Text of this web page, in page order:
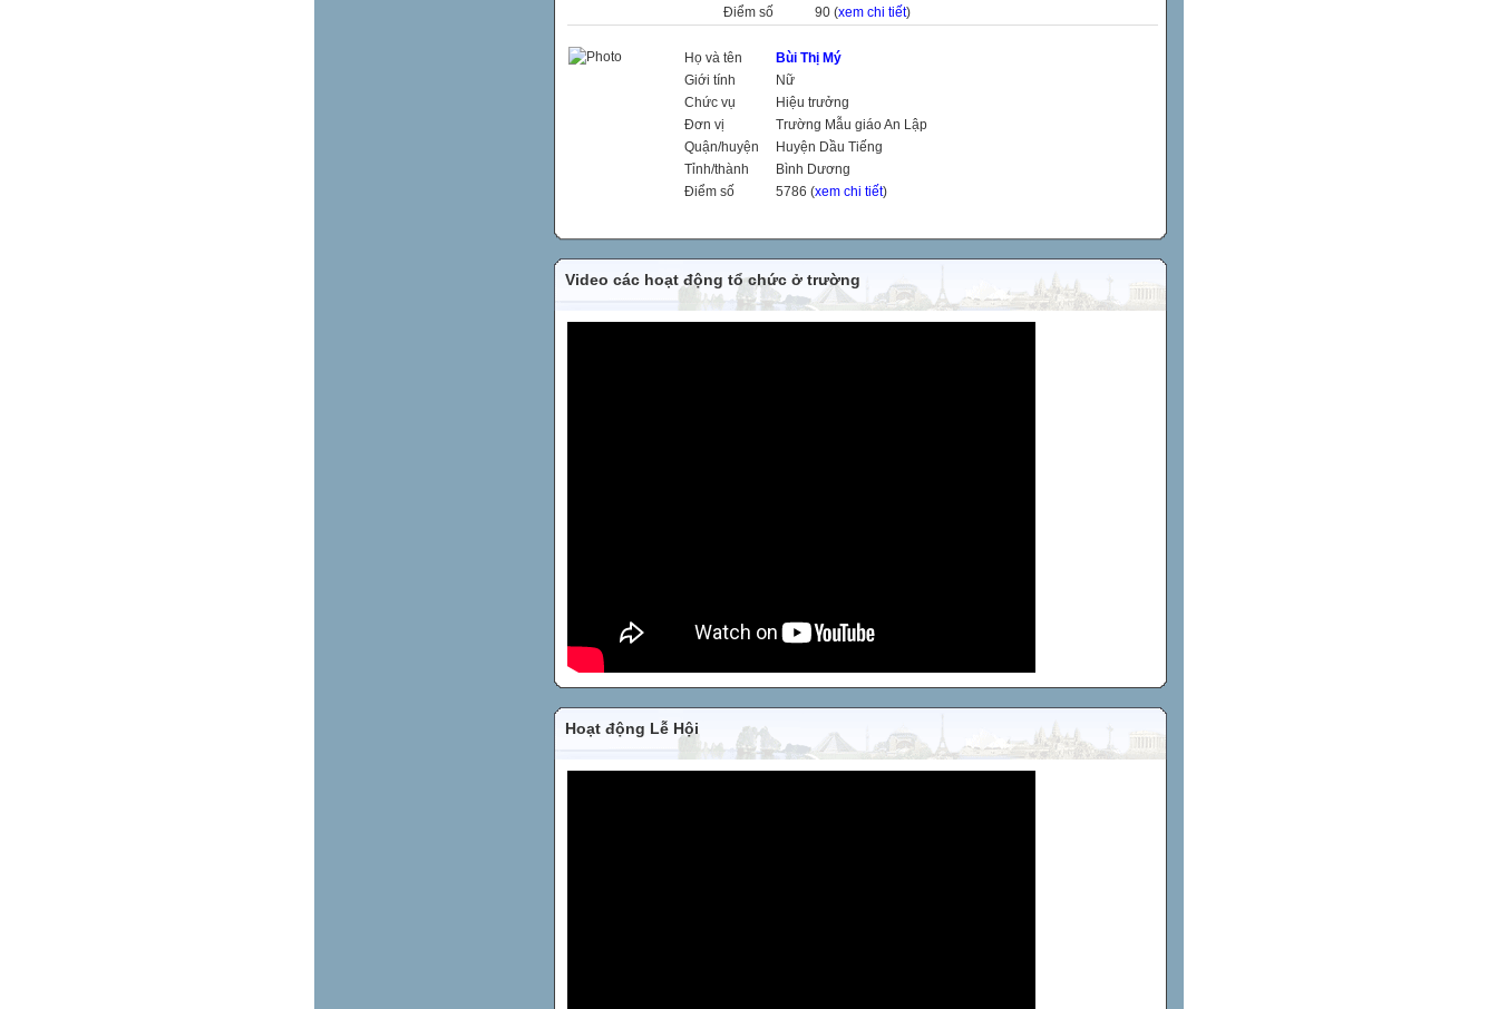
Điểm số
90 (xem chi tiết)
Họ và tên
Bùi Thị Mý
Giới tính
Nữ
Chức vụ
Hiệu trưởng
Đơn vị
Trường Mẫu giáo An Lập
Quận/huyện
Huyện Dầu Tiếng
Tỉnh/thành
Bình Dương
Điểm số
5786 (xem chi tiết)
Video các hoạt động tổ chức ở trường
Hoạt động Lễ Hội